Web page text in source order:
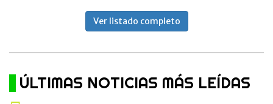
Ver listado completo
ÚLTIMAS NOTICIAS MÁS LEÍDAS